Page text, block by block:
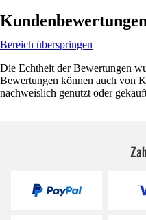
Kundenbewertungen
Bereich überspringen
Die Echtheit der Bewertungen
Bewertungen können auch von
nachweislich genutzt oder